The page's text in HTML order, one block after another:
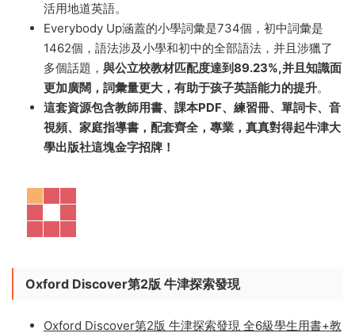
學生的興趣。
牛津“天天向上”少兒美語教材共七個級别，入門級到中級
(CEF:A1-B1)，适用于 5-13 歲孩子。其課程編制均衡靈
活，教學法備受推崇，日常情景化教學内容，朗朗上口的
歌曲、兒歌和鼓樂，幫助您超越課堂，培養孩子潛移默化
活用地道英語。
Everybody Up涵蓋的小學詞彙是734個，初中詞彙是
1462個，語法涉及小學和初中的全部語法，并且涉獵了
更加廣闊，詞彙量更大，有助于孩子英語能力的提升
這套資源包含教師用書、課本PDF、練習冊、單詞卡、音